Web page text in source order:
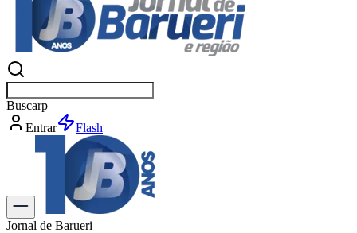
Buscarnotícias
Entrar
Explorar
Jornal de Barueri